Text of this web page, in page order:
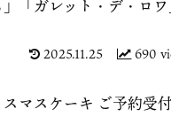
」「ガレット・デ・ロ
690
2025.11.25
マスケーキ ご予約受